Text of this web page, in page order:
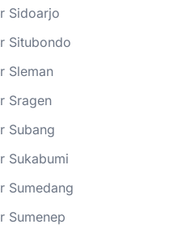
Sidoarjo
Situbondo
Sleman
Sragen
Subang
Sukabumi
Sumedang
Sumenep